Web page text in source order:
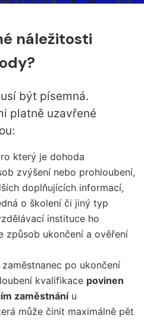
náležitosti
být písemná.
platně uzavřené
který je dohoda
zvýšení nebo prohloubení,
doplňujících informací,
o školení či jiný typ
instituce ho
způsob ukončení a ověření
po ukončení
kvalifikace povinen
zaměstnáníu
může činit maximálně pět